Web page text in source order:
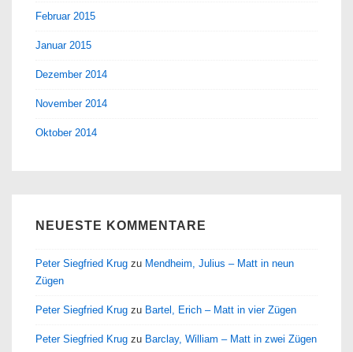
Februar 2015
Januar 2015
Dezember 2014
November 2014
Oktober 2014
NEUESTE KOMMENTARE
Peter Siegfried Krug zu Mendheim, Julius – Matt in neun
Zügen
Peter Siegfried Krug zu Bartel, Erich – Matt in vier Zügen
Peter Siegfried Krug zu Barclay, William – Matt in zwei Zügen